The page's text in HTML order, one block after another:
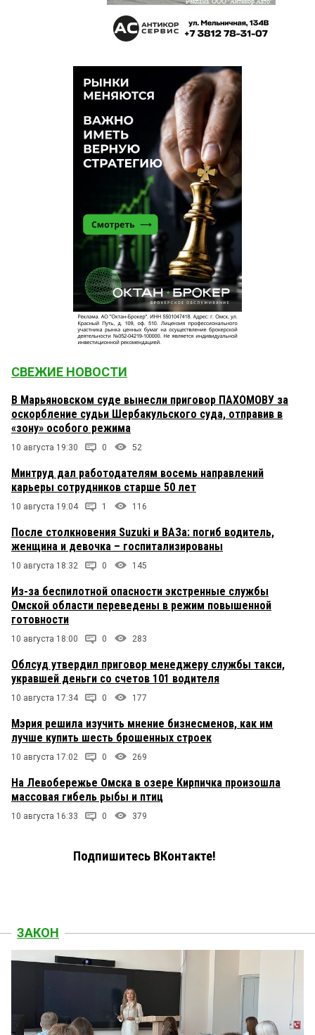
СВЕЖИЕ НОВОСТИ
В Марьяновском суде вынесли приговор ПАХОМОВУ за
оскорбление судьи Шербакульского суда, отправив в
«зону» особого режима
10 августа 19:30 0 52
Минтруд дал работодателям восемь направлений
карьеры сотрудников старше 50 лет
10 августа 19:04 1 116
После столкновения Suzuki и ВАЗа: погиб водитель,
женщина и девочка – госпитализированы
10 августа 18:32 0 145
Из-за беспилотной опасности экстренные службы
Омской области переведены в режим повышенной
готовности
10 августа 18:00 0 283
Облсуд утвердил приговор менеджеру службы такси,
укравшей деньги со счетов 101 водителя
10 августа 17:34 0 177
Мэрия решила изучить мнение бизнесменов, как им
лучше купить шесть брошенных строек
10 августа 17:02 0 269
На Левобережье Омска в озере Кирпичка произошла
массовая гибель рыбы и птиц
10 августа 16:33 0 379
Подпишитесь ВКонтакте!
ЗАКОН